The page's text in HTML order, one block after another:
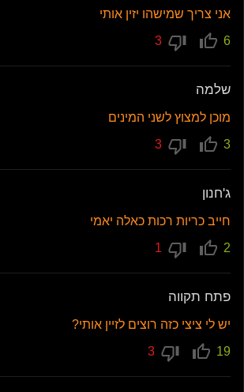
אני צריך שמישהו יזין אותי
6
שלמה
מוכן למצוץ לשני המינים
3
ג'חנון
חייב כריות רכות כאלה יאמי
2
פתח תקווה
יש לי ציצי כזה רוצים לזיין אותי?
19